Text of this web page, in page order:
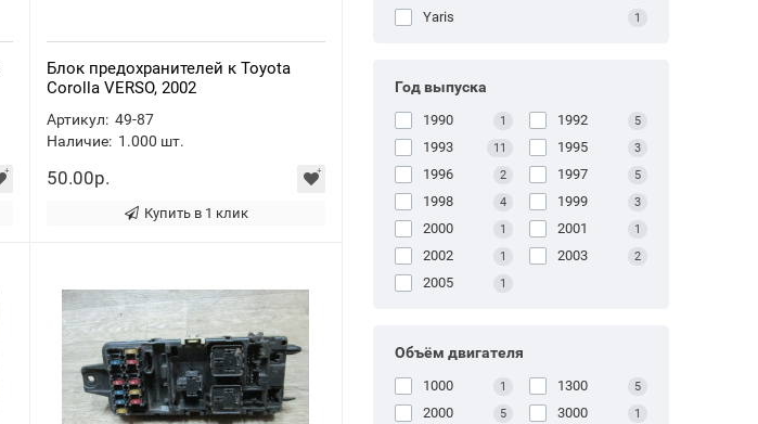
Блок предохранителей к Toyota
Corolla VERSO, 2002
Артикул: 49-87
Наличие: 1.000 шт.
50.00р.
Купить в 1 клик
Yaris 1
Год выпуска
1990 1 1992 5
1993 11 1995 3
1996 2 1997 5
1998 4 1999 3
2000 1 2001 1
2002 1 2003 2
2005 1
Объём двигателя
1000 1 1300 5
2000 5 3000 1